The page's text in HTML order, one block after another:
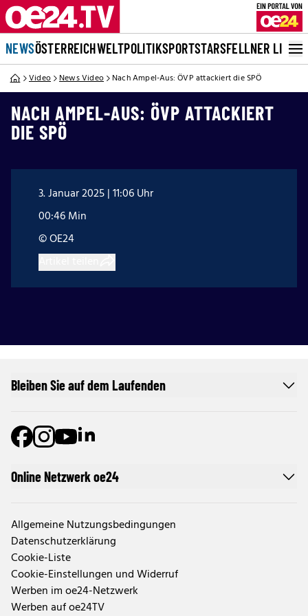
NEWSÖSTERREICHWELTPOLITIKSPORTSTARSFELLNER LIVE
Video News Video Nach Ampel-Aus: ÖVP attackiert die SPÖ
NACH AMPEL-AUS: ÖVP ATTACKIERT
DIE SPÖ
3. Januar 2025 | 11:06 Uhr
00:46 Min
© OE24
Online Netzwerk oe24
Allgemeine Nutzungsbedingungen
Datenschutzerklärung
Cookie-Liste
Cookie-Einstellungen und Widerruf
Werben im oe24-Netzwerk
Werben auf oe24TV
Bleiben Sie auf dem Laufenden